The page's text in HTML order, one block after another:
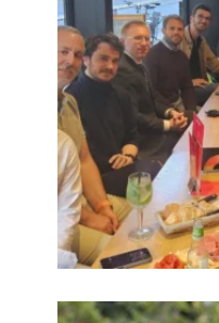
Charger plus
Identifiant
oublié ?